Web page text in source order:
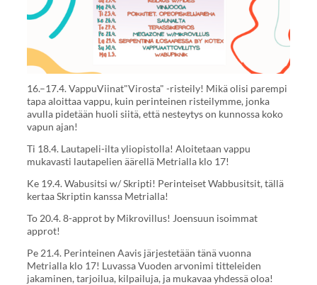
16.–17.4. VappuViinat"Virosta" -risteily! Mikä olisi parempi
tapa aloittaa vappu, kuin perinteinen risteilymme, jonka
avulla pidetään huoli siitä, että nesteytys on kunnossa koko
vapun ajan!
Ti 18.4. Lautapeli-ilta yliopistolla! Aloitetaan vappu
mukavasti lautapelien äärellä Metrialla klo 17!
Ke 19.4. Wabusitsi w/ Skripti! Perinteiset Wabbusitsit, tällä
kertaa Skriptin kanssa Metrialla!
To 20.4. 8-approt by Mikrovillus! Joensuun isoimmat
approt!
Pe 21.4. Perinteinen Aavis järjestetään tänä vuonna
Metrialla klo 17! Luvassa Vuoden arvonimi titteleiden
jakaminen, tarjoilua, kilpailuja, ja mukavaa yhdessä oloa!